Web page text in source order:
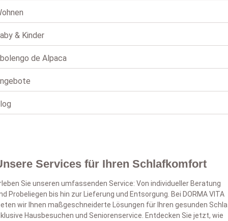
& Kinder
de Alpaca
Services für Ihren Schlafkomfort
Sie unseren umfassenden Service: Von individueller Beratung
Probeliegen bis hin zur Lieferung und Entsorgung. Bei DORMA VITA
wir Ihnen maßgeschneiderte Lösungen für Ihren gesunden
Hausbesuchen und Seniorenservice. Entdecken Sie jetzt, wie